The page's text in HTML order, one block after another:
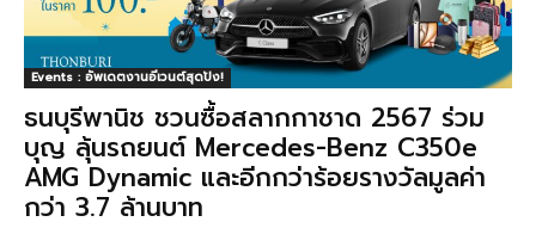
Events : อัพเดตงานอีเวนต์สุดปัง!
ธนบุรีพานิช ชวนซื้อสลากกาชาด 2567 ร่วม
บุญ ลุ้นรถยนต์ Mercedes-Benz C350e
AMG Dynamic และอีกกว่าร้อยรางวัลมูลค่า
กว่า 3.7 ล้านบาท